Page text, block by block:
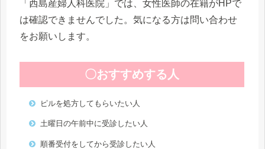
「西島産婦人科医院」では、女性医師の在籍がHPで
は確認できませんでした。気になる方は問い合わせ
をお願いします。
〇おすすめする人
ピルを処方してもらいたい人
土曜日の午前中に受診したい人
順番受付をしてから受診したい人